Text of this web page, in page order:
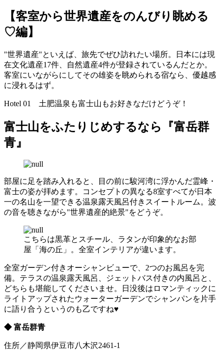
【客室から世界遺産をのんびり眺める
♡編】
"世界遺産"といえば、旅先でぜひ訪れたい場所。日本には現
在文化遺産17件、自然遺産4件が登録されているんだとか。
客室にいながらにしてその雄姿を眺められる宿なら、優越感
に浸れるはず。
Hotel 01 土肥温泉も富士山もお好きなだけどうぞ！
富士山をふたりじめするなら『富岳群
青』
部屋に足を踏み入れると、目の前に駿河湾に浮かんだ霊峰・
富士の姿が拝めます。コンセプトの異なる8室すべてが日本
一の名山を一望できる温泉露天風呂付きスイートルーム。波
の音を聴きながら"世界遺産的絶景"をどうぞ。
こちらは黒革とスチール、ラタンが印象的なお部
屋「海の丘」。全室インテリアが違います。
全室ガーデン付きオーシャンビューで、2つのお風呂を完
備。テラスの温泉露天風呂、ジェットバス付きの内風呂と、
どちらも堪能してくださいませ。日没後はロマンティックに
ライトアップされたウォーターガーデンでシャンパンを片手
に語り合うというのも乙ですね♥
◆ 富岳群青
住所／静岡県伊豆市八木沢2461-1